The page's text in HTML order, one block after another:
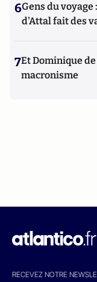
6Gens du
d'Attal fait des
7Et Dominique
macronisme
RECEVEZ NOTRE